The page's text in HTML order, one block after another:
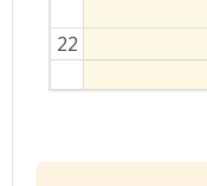
22